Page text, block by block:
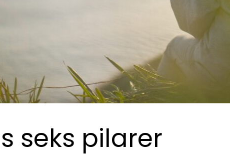
seks pilarer